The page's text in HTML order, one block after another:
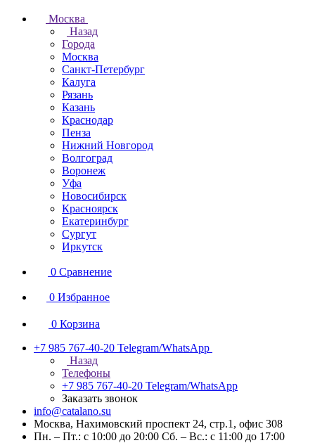
Москва
Назад
Города
Москва
Санкт-Петербург
Калуга
Рязань
Казань
Краснодар
Пенза
Нижний Новгород
Волгоград
Воронеж
Уфа
Новосибирск
Красноярск
Екатеринбург
Сургут
Иркутск
0 Сравнение
0 Избранное
0 Корзина
+7 985 767-40-20 Telegram/WhatsApp
Назад
Телефоны
+7 985 767-40-20 Telegram/WhatsApp
Заказать звонок
info@catalano.su
Москва, Нахимовский проспект 24, стр.1, офис 308
Пн. – Пт.: с 10:00 до 20:00 Сб. – Вс.: с 11:00 до 17:00